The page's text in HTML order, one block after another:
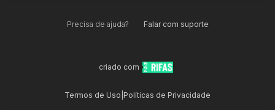
Precisa de ajuda? Falar com suporte
criado com
Termos de Uso Políticas de Privacidade